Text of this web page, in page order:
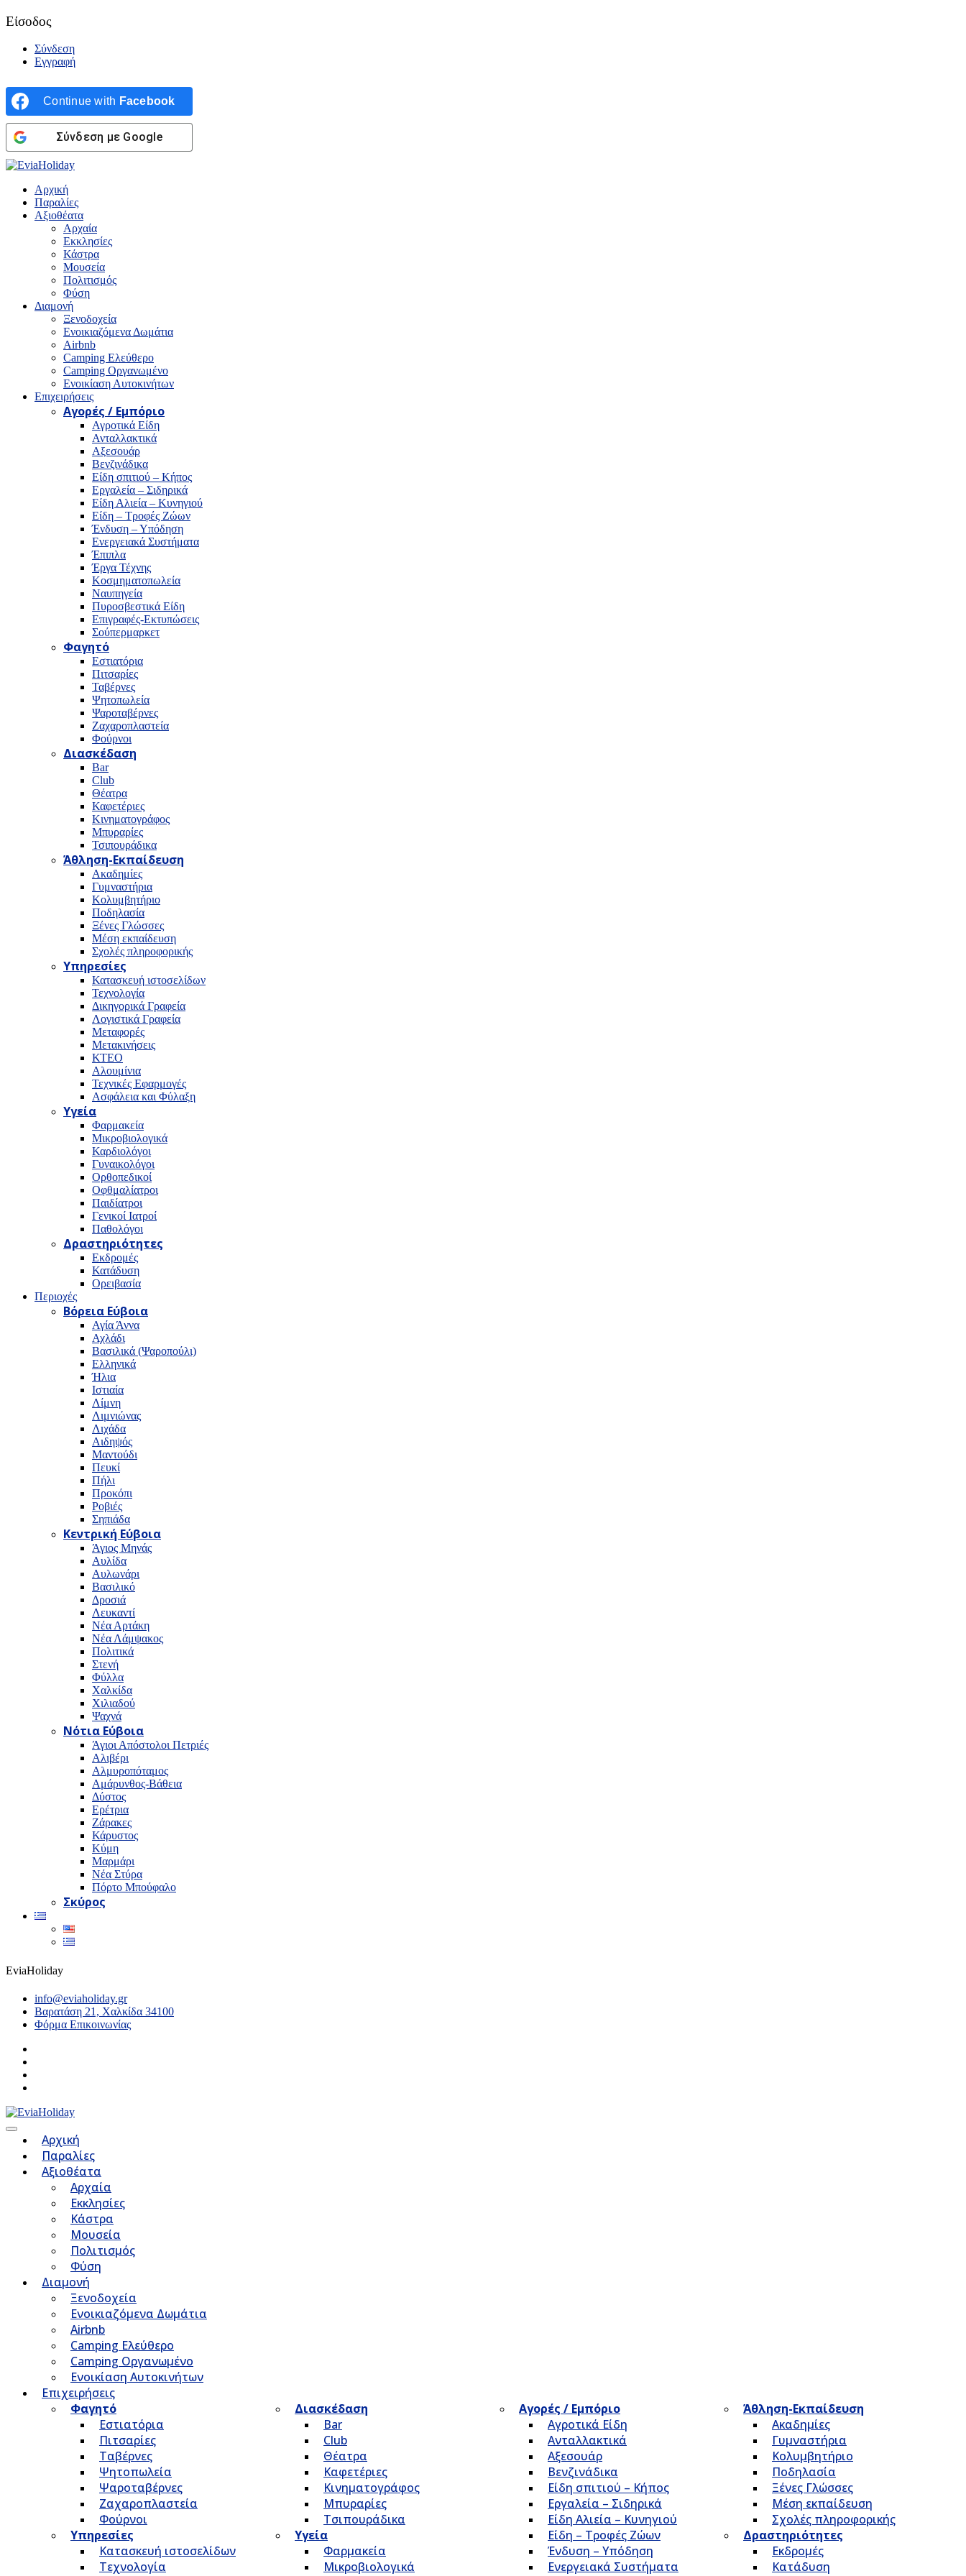
Είσοδος
Σύνδεση
Εγγραφή
Continue with Facebook
Σύνδεση με Google
Αρχική
Παραλίες
Αξιοθέατα
Αρχαία
Εκκλησίες
Κάστρα
Μουσεία
Πολιτισμός
Φύση
Διαμονή
Ξενοδοχεία
Ενοικιαζόμενα Δωμάτια
Airbnb
Camping Ελεύθερο
Camping Οργανωμένο
Ενοικίαση Αυτοκινήτων
Επιχειρήσεις
Αγορές / Εμπόριο
Αγροτικά Είδη
Ανταλλακτικά
Αξεσουάρ
Βενζινάδικα
Είδη σπιτιού – Κήπος
Εργαλεία – Σιδηρικά
Είδη Αλιεία – Κυνηγιού
Είδη – Τροφές Ζώων
Ένδυση – Υπόδηση
Ενεργειακά Συστήματα
Έπιπλα
Έργα Τέχνης
Κοσμηματοπωλεία
Ναυπηγεία
Πυροσβεστικά Είδη
Επιγραφές-Εκτυπώσεις
Σούπερμαρκετ
Φαγητό
Εστιατόρια
Πιτσαρίες
Ταβέρνες
Ψητοπωλεία
Ψαροταβέρνες
Ζαχαροπλαστεία
Φούρνοι
Διασκέδαση
Bar
Club
Θέατρα
Καφετέριες
Κινηματογράφος
Μπυραρίες
Τσιπουράδικα
Άθληση-Εκπαίδευση
Ακαδημίες
Γυμναστήρια
Κολυμβητήριο
Ποδηλασία
Ξένες Γλώσσες
Μέση εκπαίδευση
Σχολές πληροφορικής
Υπηρεσίες
Κατασκευή ιστοσελίδων
Τεχνολογία
Δικηγορικά Γραφεία
Λογιστικά Γραφεία
Μεταφορές
Μετακινήσεις
ΚΤΕΟ
Αλουμίνια
Τεχνικές Εφαρμογές
Ασφάλεια και Φύλαξη
Υγεία
Φαρμακεία
Μικροβιολογικά
Καρδιολόγοι
Γυναικολόγοι
Ορθοπεδικοί
Οφθμαλίατροι
Παιδίατροι
Γενικοί Ιατροί
Παθολόγοι
Δραστηριότητες
Εκδρομές
Κατάδυση
Ορειβασία
Περιοχές
Βόρεια Εύβοια
Αγία Άννα
Αχλάδι
Βασιλικά (Ψαροπούλι)
Ελληνικά
Ήλια
Ιστιαία
Λίμνη
Λιμνιώνας
Λιχάδα
Αιδηψός
Μαντούδι
Πευκί
Πήλι
Προκόπι
Ροβιές
Σηπιάδα
Κεντρική Εύβοια
Άγιος Μηνάς
Αυλίδα
Αυλωνάρι
Βασιλικό
Δροσιά
Λευκαντί
Νέα Αρτάκη
Νέα Λάμψακος
Πολιτικά
Στενή
Φύλλα
Χαλκίδα
Χιλιαδού
Ψαχνά
Νότια Εύβοια
Άγιοι Απόστολοι Πετριές
Αλιβέρι
Αλμυροπόταμος
Αμάρυνθος-Βάθεια
Δύστος
Ερέτρια
Ζάρακες
Κάρυστος
Κύμη
Μαρμάρι
Νέα Στύρα
Πόρτο Μπούφαλο
Σκύρος
EviaHoliday
info@eviaholiday.gr
Βαρατάση 21, Χαλκίδα 34100
Φόρμα Επικοινωνίας
Αρχική
Παραλίες
Αξιοθέατα
Αρχαία
Εκκλησίες
Κάστρα
Μουσεία
Πολιτισμός
Φύση
Διαμονή
Ξενοδοχεία
Ενοικιαζόμενα Δωμάτια
Airbnb
Camping Ελεύθερο
Camping Οργανωμένο
Ενοικίαση Αυτοκινήτων
Επιχειρήσεις
Αγορές / Εμπόριο
Αγροτικά Είδη
Ανταλλακτικά
Αξεσουάρ
Βενζινάδικα
Είδη σπιτιού – Κήπος
Εργαλεία – Σιδηρικά
Είδη Αλιεία – Κυνηγιού
Είδη – Τροφές Ζώων
Ένδυση – Υπόδηση
Ενεργειακά Συστήματα
Φαγητό
Εστιατόρια
Πιτσαρίες
Ταβέρνες
Ψητοπωλεία
Ψαροταβέρνες
Ζαχαροπλαστεία
Φούρνοι
Διασκέδαση
Bar
Club
Θέατρα
Καφετέριες
Κινηματογράφος
Μπυραρίες
Τσιπουράδικα
Άθληση-Εκπαίδευση
Ακαδημίες
Γυμναστήρια
Κολυμβητήριο
Ποδηλασία
Ξένες Γλώσσες
Μέση εκπαίδευση
Σχολές πληροφορικής
Υπηρεσίες
Κατασκευή ιστοσελίδων
Τεχνολογία
Υγεία
Φαρμακεία
Μικροβιολογικά
Δραστηριότητες
Εκδρομές
Κατάδυση